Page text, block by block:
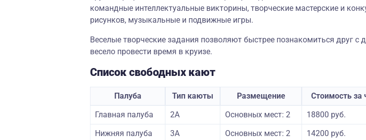
командные интеллектуальные викторины, творческие мастерские и
рисунков, музыкальные и подвижные игры.
Веселые творческие задания позволяют быстрее познакомиться друг с
весело провести время в круизе.
Список свободных кают
Палуба Тип каюты Размещение
Стоимость за
Главная палуба
2А Основных мест: 2
18800 руб.
Нижняя палуба
3А Основных мест: 2 14200 руб.